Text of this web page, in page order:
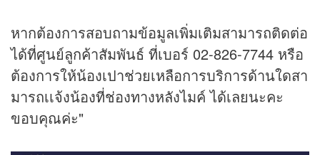
หากต้องการสอบถามข้อมูลเพิ่มเติมสามารถติดต่อ
ได้ที่ศูนย์ลูกค้าสัมพันธ์ ที่เบอร์ 02-826-7744 หรือ
ต้องการให้น้องเปาช่วยเหลือการบริการด้านใดสา
มารถเเจ้งน้องที่ช่องทางหลังไมค์ ได้เลยนะคะ
ขอบคุณค่ะ"